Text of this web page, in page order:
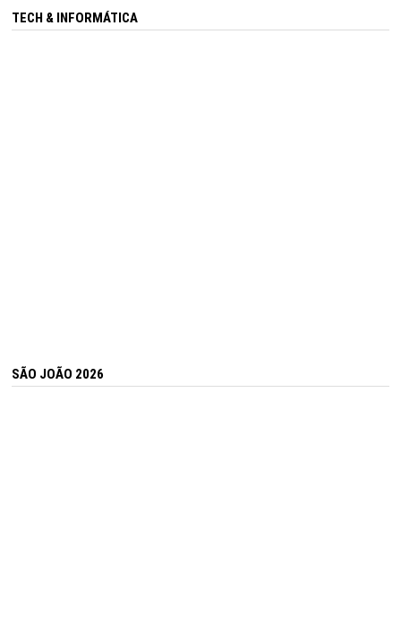
TECH & INFORMÁTICA
SÃO JOÃO 2026